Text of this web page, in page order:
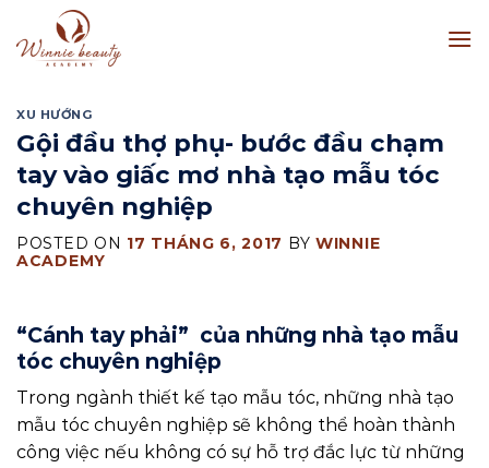
to
content
XU HƯỚNG
Gội đầu thợ phụ- bước đầu chạm
tay vào giấc mơ nhà tạo mẫu tóc
chuyên nghiệp
POSTED ON 17 THÁNG 6, 2017 BYWINNIE
ACADEMY
“Cánh tay phải” của những nhà tạo mẫu
tóc chuyên nghiệp
Trong ngành thiết kế tạo mẫu tóc, những nhà tạo
mẫu tóc chuyên nghiệp sẽ không thể hoàn thành
công việc nếu không có sự hỗ trợ đắc lực từ những